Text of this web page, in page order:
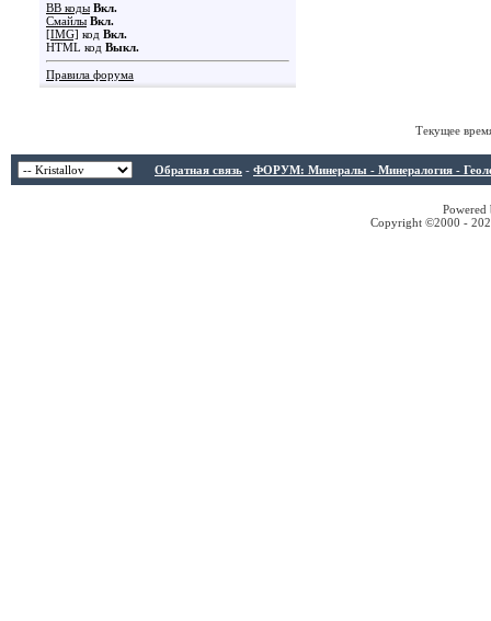
BB коды Вкл.
Смайлы Вкл.
[IMG] код Вкл.
HTML код Выкл.
Правила форума
Текущее
Обратная связь - ФОРУМ: Минералы - Минералогия -
Copyright ©2000 -